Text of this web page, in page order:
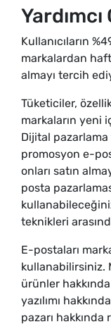
Yardımcı
Kullanıcıların
markalardan
almayı tercih
Tüketiciler,
markaların yeni
Dijital
promosyon e-
onları satın
posta
teknikleri
E-postaları
kullanabilirsiniz.
ürünler
yazılımı
pazarı